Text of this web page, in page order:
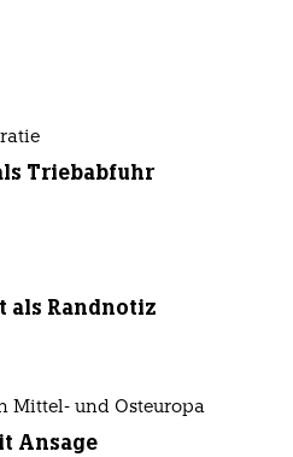
Triebabfuhr
als Randnotiz
Mittel- und Osteuropa
Ansage